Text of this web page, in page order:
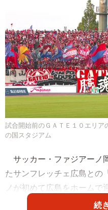
試合開始前のＧＡＴＥ１０エリア
の国スタジアム
サッカー・ファジアーノ
たサンフレッチェ広島との
ノが初めて広島をホームで
タジアム（岡山市北区）は
続